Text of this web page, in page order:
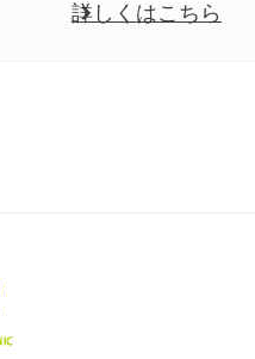
詳しくはこちら